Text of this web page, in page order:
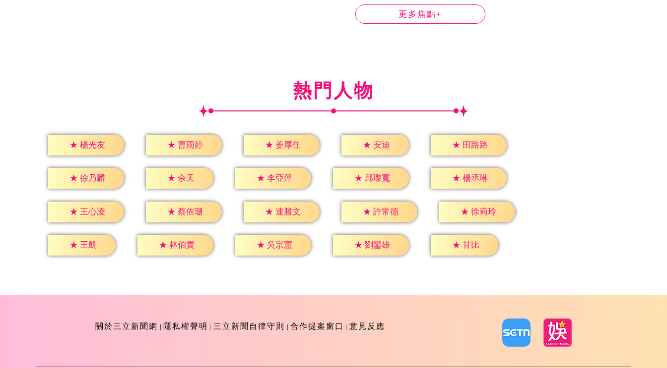
更多焦點+
熱門人物
★ 楊光友 ★ 曹雨婷 ★ 姜厚任 ★ 安迪 ★ 田路路
★ 徐乃麟 ★ 余天 ★ 李亞萍 ★ 邱瓈寬 ★ 楊丞琳
★ 王心凌 ★ 蔡依珊 ★ 連勝文 ★ 許常德 ★ 徐莉玲
★ 王凱 ★ 林伯實 ★ 吳宗憲 ★ 劉鑾雄 ★ 甘比
關於三立新聞網 隱私權聲明 三立新聞自律守則 合作提案窗口 意見反應